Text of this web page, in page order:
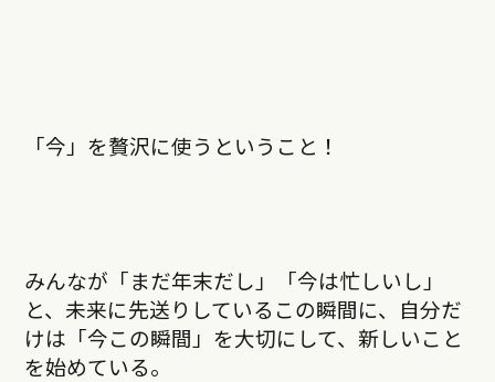
「今」を贅沢に使うということ！
みんなが「まだ年末だし」「今は忙しいし」
と、未来に先送りしているこの瞬間に、自分だ
けは「今この瞬間」を大切にして、新しいこと
を始めている。